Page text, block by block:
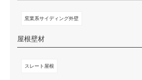
窯業系サイディング外壁
屋根壁材
スレート屋根